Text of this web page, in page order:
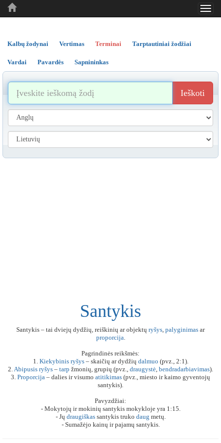
..
..
Kalbų žodynai Vertimas Terminai Tarptautiniai žodžiai
Vardai Pavardės Sapnininkas
Ieškoti
Santykis
Santykis – tai dviejų dydžių, reiškinių ar objektų ryšys, palyginimas ar
proporcija.
Pagrindinės reikšmės:
1. Kiekybinis ryšys– skaičių ar dydžių dalmuo (pvz., 2:1).
2.Abipusis ryšys – tarp žmonių, grupių (pvz., draugystė, bendradarbiavimas).
3. Proporcija – dalies ir visumo atitikimas (pvz., miesto ir kaimo gyventojų
santykis).
Pavyzdžiai:
- Mokytojų ir mokinių santykis mokykloje yra 1:15.
- Jų draugiškassantykis truko daug metų.
- Sumažėjo kainų ir pajamų santykis.